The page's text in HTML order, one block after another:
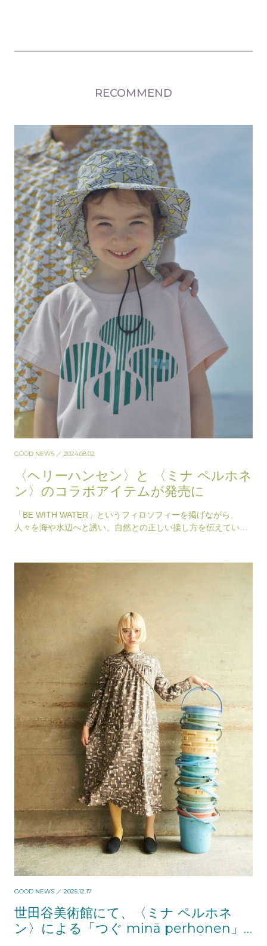
RECOMMEND
GOOD NEWS ／ 2024.08.02
〈ヘリーハンセン〉と 〈ミナ ペルホネ
ン〉のコラボアイテムが発売に
「BE WITH WATER」というフィロソフィーを掲げながら、
人々を海や水辺へと誘い、自然との正しい接し方を伝えている
GOOD NEWS ／ 2025.12.17
世田谷美術館にて、〈ミナ ペルホネ
ン〉による「つぐ minä perhonen」